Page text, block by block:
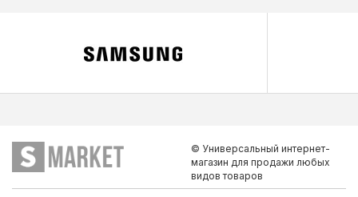
© Универсальный интернет-
магазин для продажи любых
видов товаров